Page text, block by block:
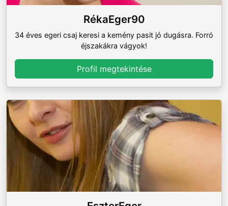
RékaEger90
34 éves egeri csaj keresi a kemény pasit jó dugásra. Forró
éjszakákra vágyok!
Profil megtekintése